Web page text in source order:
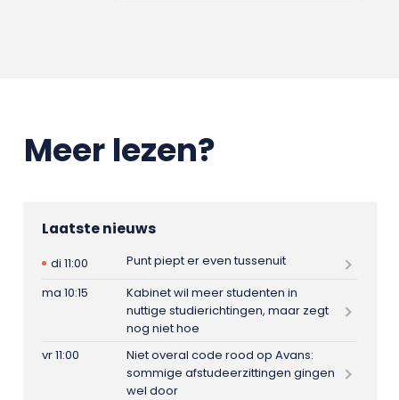
Meer lezen?
Laatste nieuws
di 11:00
Punt piept er even tussenuit
ma 10:15
Kabinet wil meer studenten in
nuttige studierichtingen, maar zegt
nog niet hoe
vr 11:00
Niet overal code rood op Avans:
sommige afstudeerzittingen gingen
wel door